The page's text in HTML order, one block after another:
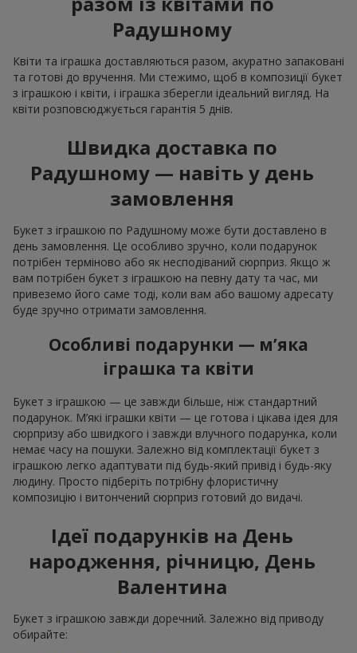
Радушному
Квіти та іграшка доставляються разом, акуратно запаковані
та готові до вручення. Ми стежимо, щоб в композиції букет
з іграшкою і квіти, і іграшка зберегли ідеальний вигляд. На
квіти розповсюджується гарантія 5 днів.
Швидка доставка по
Радушному — навіть у день
замовлення
Букет з іграшкою по Радушному може бути доставлено в
день замовлення. Це особливо зручно, коли подарунок
потрібен терміново або як несподіваний сюрприз. Якщо ж
вам потрібен букет з іграшкою на певну дату та час, ми
привеземо його саме тоді, коли вам або вашому адресату
буде зручно отримати замовлення.
Особливі подарунки — м’яка
іграшка та квіти
Букет з іграшкою — це завжди більше, ніж стандартний
подарунок. М’які іграшки квіти — це готова і цікава ідея для
сюрпризу або швидкого і завжди влучного подарунка, коли
немає часу на пошуки. Залежно від комплектації букет з
іграшкою легко адаптувати під будь-який привід і будь-яку
людину. Просто підберіть потрібну флористичну
композицію і витончений сюрприз готовий до видачі.
Ідеї подарунків на День
народження, річницю, День
Валентина
Букет з іграшкою завжди доречний. Залежно від приводу
обирайте: